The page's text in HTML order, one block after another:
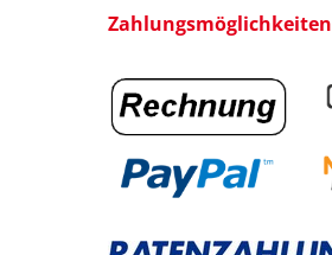
Zahlungsmöglichkeiten